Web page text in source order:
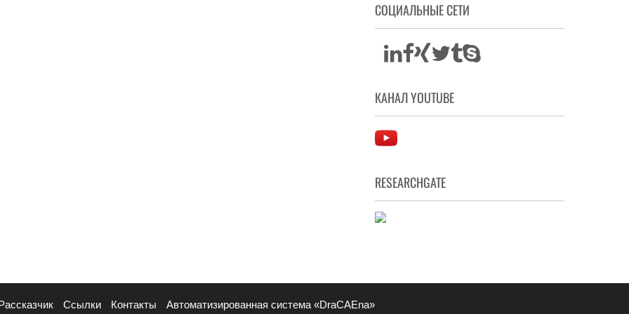
СОЦИАЛЬНЫЕ СЕТИ
КАНАЛ YOUTUBE
RESEARCHGATE
Ссылки Контакты Автоматизированная система «DraCAEna»